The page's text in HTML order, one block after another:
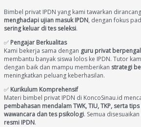
Bimbel privat IPDN yang kami tawarkan dirancang
menghadapi ujian masuk IPDN, dengan fokus
sering keluar di tes seleksi.
✅ Pengajar Berkualitas
Kami bekerja sama dengan guru privat
membantu banyak siswa lolos ke IPDN. Tutor
dengan baik dan mampu memberikan strategi
meningkatkan peluang keberhasilan.
✅ Kurikulum Komprehensif
Materi bimbel privat IPDN di KoncoSinau.id
pembahasan mendalam TWK, TIU, TKP, serta
wawancara dan tes psikologi. Semua
resmi IPDN.